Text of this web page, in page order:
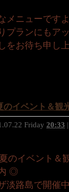
メニューです
プランにもア
をお待ち申し
イベント＆観
Friday 20:33
淡路島で開催